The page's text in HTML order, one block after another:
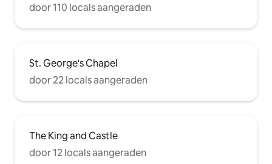
door 110 locals aangeraden
St. George's Chapel
door 22 locals aangeraden
The King and Castle
door 12 locals aangeraden